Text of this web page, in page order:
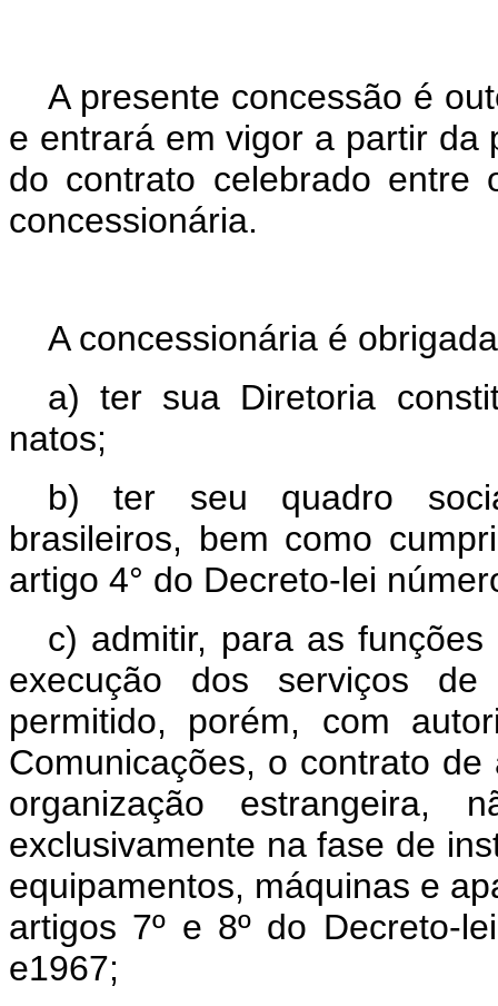
A presente concessão é
e entrará em vigor a partir da
do contrato celebrado entre
concessionária.
A concessionária é
a) ter sua Diretoria
natos;
b) ter seu quadro
brasileiros, bem como
artigo 4° do Decreto-lei
c) admitir, para as
execução dos serviços de
permitido, porém, com
Comunicações, o contrato
organização
exclusivamente na fase de
equipamentos, máquinas e
artigos 7º e 8º do Decreto-
e1967;